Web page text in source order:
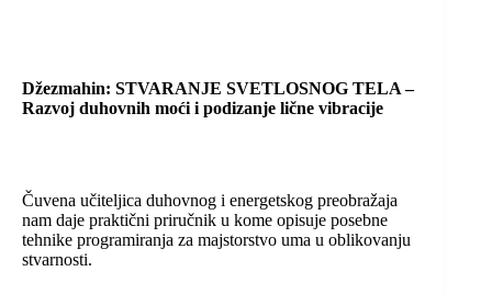
Džezmahin: STVARANJE SVETLOSNOG TELA –
Razvoj duhovnih moći i podizanje lične vibracije
Čuvena učiteljica duhovnog i energetskog preobražaja
nam daje praktični priručnik u kome opisuje posebne
tehnike programiranja za majstorstvo uma u oblikovanju
stvarnosti.